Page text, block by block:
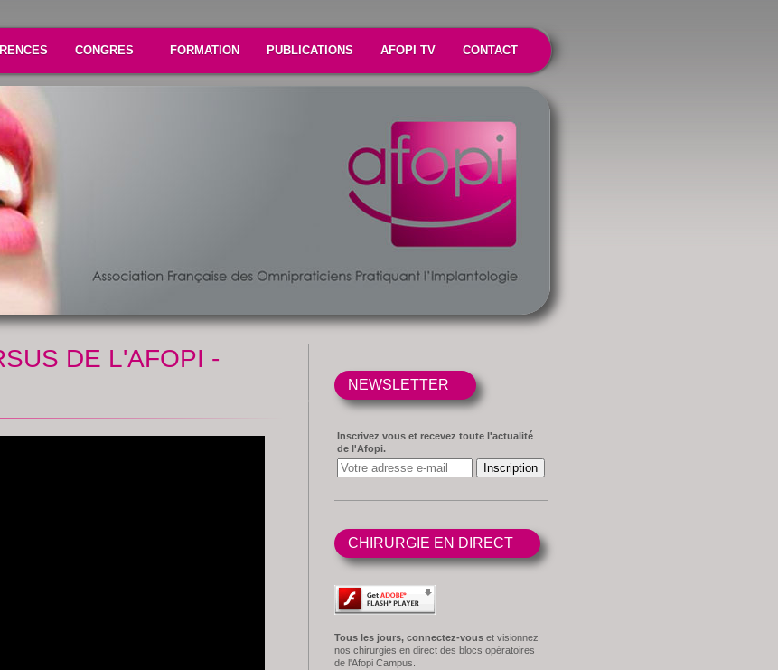
CONGRES FORMATION PUBLICATIONS AFOPI TV CONTACT
DE L'AFOPI -
NEWSLETTER
Inscrivez vous et recevez toute l'actualité
de l'Afopi.
CHIRURGIE EN DIRECT
Tous les jours, connectez-vouset visionnez
nos chirurgies en direct des blocs opératoires
de l'Afopi Campus.